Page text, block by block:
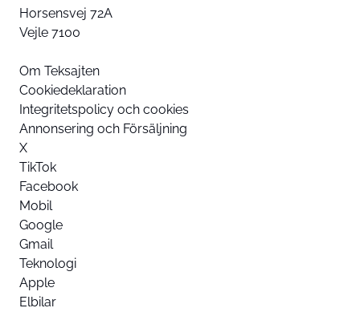
Horsensvej 72A
Vejle 7100
Om Teksajten
Cookiedeklaration
Integritetspolicy och cookies
Annonsering och Försäljning
X
TikTok
Facebook
Mobil
Google
Gmail
Teknologi
Apple
Elbilar